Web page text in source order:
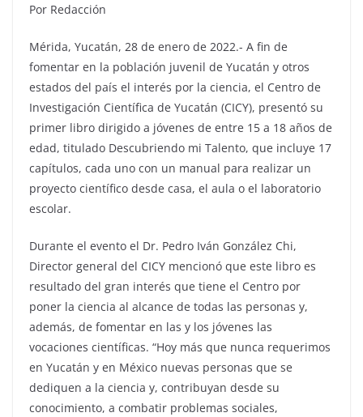
Por Redacción
Mérida, Yucatán, 28 de enero de 2022.- A fin de
fomentar en la población juvenil de Yucatán y otros
estados del país el interés por la ciencia, el Centro de
Investigación Científica de Yucatán (CICY), presentó su
primer libro dirigido a jóvenes de entre 15 a 18 años de
edad, titulado Descubriendo mi Talento, que incluye 17
capítulos, cada uno con un manual para realizar un
proyecto científico desde casa, el aula o el laboratorio
escolar.
Durante el evento el Dr. Pedro Iván González Chi,
Director general del CICY mencionó que este libro es
resultado del gran interés que tiene el Centro por
poner la ciencia al alcance de todas las personas y,
además, de fomentar en las y los jóvenes las
vocaciones científicas. “Hoy más que nunca requerimos
en Yucatán y en México nuevas personas que se
dediquen a la ciencia y, contribuyan desde su
conocimiento, a combatir problemas sociales,